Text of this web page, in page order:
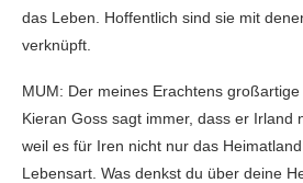
das Leben. Hoffentlich sind sie mit
verknüpft.
MUM: Der meines Erachtens
Kieran Goss sagt immer, dass er Irland
weil es für Iren nicht nur das
Lebensart. Was denkst du über deine